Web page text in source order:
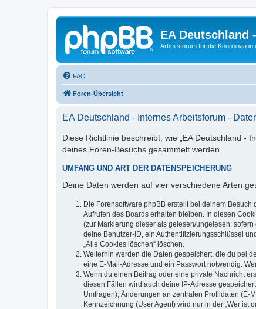
EA Deutschland
Arbeitsforum für die Koordination
FAQ
Foren-Übersicht
EA Deutschland - Internes Arbeitsforum -
Diese Richtlinie beschreibt, wie „EA Deutschland -
deines Foren-Besuchs gesammelt werden.
UMFANG UND ART DER DATENSPEICHERUNG
Deine Daten werden auf vier verschiedene Arten
Die Forensoftware phpBB erstellt bei deinem
Aufrufen des Boards erhalten bleiben. In diesen
(zur Markierung dieser als gelesen/ungelesen;
deine Benutzer-ID, ein Authentifizierungsschlüssel
„Alle Cookies löschen“ löschen.
Weiterhin werden die Daten gespeichert, die du bei
eine E-Mail-Adresse und ein Passwort notwendig.
Wenn du einen Beitrag oder eine private Nachricht
diesen Fällen wird auch deine IP-Adresse
Umfragen), Änderungen an zentralen Profildaten (E-
Kennzeichnung (User Agent) wird nur in der „Wer ist